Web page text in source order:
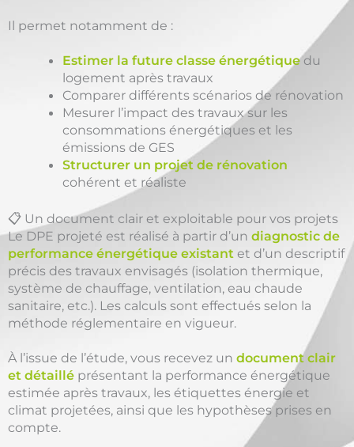
Il permet notamment de :
Estimer la future classe énergétiquedu
logement après travaux
Comparer différents scénarios de rénovation
Mesurer l’impact des travaux sur les
consommations énergétiques et les
émissions de GES
Structurer un projet de rénovation
cohérent et réaliste
📋 Un document clair et exploitable pour vos projets
Le DPE projeté est réalisé à partir d’un diagnostic de
performance énergétique existant et d’un descriptif
précis des travaux envisagés (isolation thermique,
système de chauffage, ventilation, eau chaude
sanitaire, etc.). Les calculs sont effectués selon la
méthode réglementaire en vigueur.
À l’issue de l’étude, vous recevez un document clair
et détaillé présentant la performance énergétique
estimée après travaux, les étiquettes énergie et
climat projetées, ainsi que les hypothèses prises en
compte.